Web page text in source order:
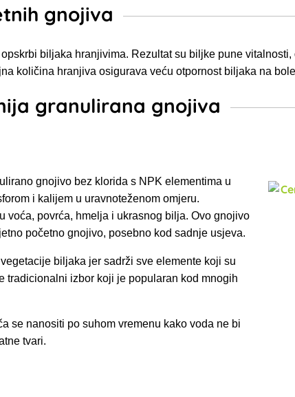
gnojiva
biljaka hranjivima. Rezultat su biljke pune vitalnosti,
količina hranjiva osigurava veću otpornost biljaka na
granulirana gnojiva
gnojivo bez klorida s NPK elementima u
i kalijem u uravnoteženom omjeru.
voća, povrća, hmelja i ukrasnog bilja. Ovo gnojivo
početno gnojivo, posebno kod sadnje usjeva.
biljaka jer sadrži sve elemente koji su
tradicionalni izbor koji je popularan kod mnogih
se nanositi po suhom vremenu kako voda ne bi
tvari.